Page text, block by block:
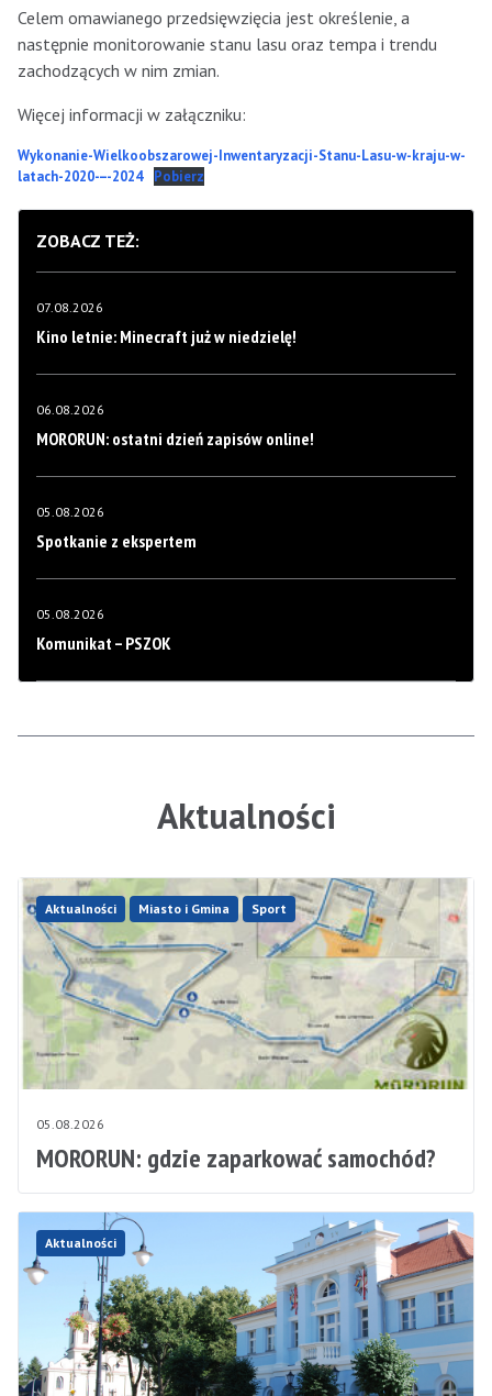
Celem omawianego przedsięwzięcia jest określenie, a
następnie monitorowanie stanu lasu oraz tempa i trendu
zachodzących w nim zmian.
Więcej informacji w załączniku:
Wykonanie-Wielkoobszarowej-Inwentaryzacji-Stanu-Lasu-w-kraju-w-
latach-2020-–-2024
Pobierz
ZOBACZ TEŻ:
07.08.2026
Kino letnie: Minecraft już w niedzielę!
06.08.2026
MORORUN: ostatni dzień zapisów online!
05.08.2026
Spotkanie z ekspertem
05.08.2026
Komunikat – PSZOK
Aktualności
Aktualności Miasto i Gmina Sport
05.08.2026
MORORUN: gdzie zaparkować samochód?
Aktualności